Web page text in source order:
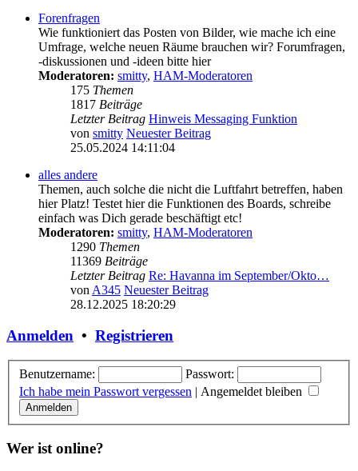
Forenfragen
Wie funktioniert das Posten von Bilder, wie mache ich eine
Umfrage, welche neuen Räume brauchen wir? Forumfragen,
-diskussionen und -ideen bitte hier
Moderatoren: smitty, HAM-Moderatoren
175 Themen
1817 Beiträge
Letzter Beitrag Hinweis Messaging Funktion
von smitty Neuester Beitrag
25.05.2024 14:11:04
alles andere
Themen, auch solche die nicht die Luftfahrt betreffen, haben
hier Platz! Testet hier die Funktionen des Boards, schreibe
einfach was Dich gerade beschäftigt etc!
Moderatoren: smitty, HAM-Moderatoren
1290 Themen
11369 Beiträge
Letzter Beitrag Re: Havanna im September/Okto…
vonA345 Neuester Beitrag
28.12.2025 18:20:29
Anmelden • Registrieren
Benutzername:
Passwort:
Ich habe mein Passwort vergessen | Angemeldet bleiben
Wer ist online?